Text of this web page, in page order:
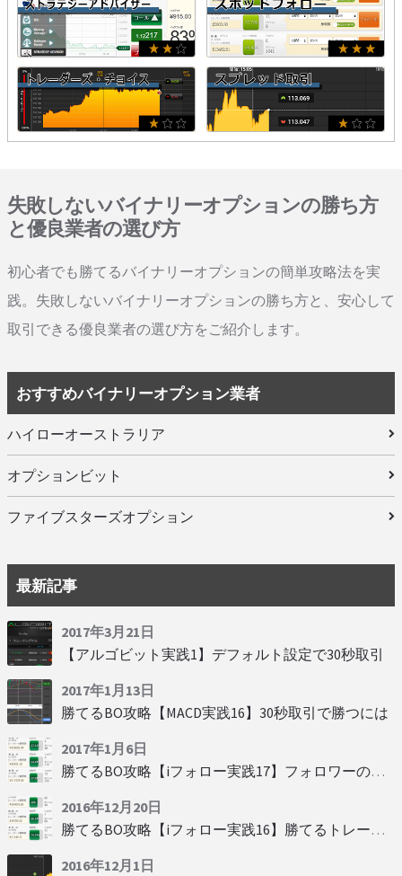
失敗しないバイナリーオプションの勝ち方
と優良業者の選び方
初心者でも勝てるバイナリーオプションの簡単攻略法を実
践。失敗しないバイナリーオプションの勝ち方と、安心して
取引できる優良業者の選び方をご紹介します。
おすすめバイナリーオプション業者
ハイローオーストラリア
オプションビット
ファイブスターズオプション
最新記事
2017年3月21日
【アルゴビット実践1】デフォルト設定で30秒取引
2017年1月13日
勝てるBO攻略【MACD実践16】30秒取引で勝つには
2017年1月6日
勝てるBO攻略【iフォロー実践17】フォロワーの少ない人をフォローする
2016年12月20日
勝てるBO攻略【iフォロー実践16】勝てるトレーダーを見抜く
2016年12月1日